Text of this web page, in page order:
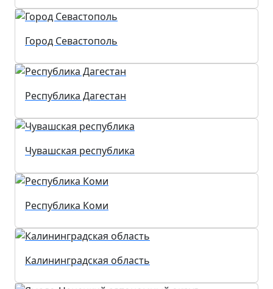
Город Севастополь
Республика Дагестан
Чувашская республика
Республика Коми
Калининградская область